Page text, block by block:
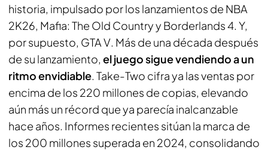
historia, impulsado por los lanzamientos de NBA
2K26, Mafia: The Old Countryy Borderlands 4. Y,
por supuesto, GTA V. Más de una década después
de su lanzamiento, el juego sigue vendiendo a un
ritmo envidiable. Take-Two cifra ya las ventas por
encima de los 220 millones de copias, elevando
aún más un récord que ya parecía inalcanzable
hace años. Informes recientes sitúan la marca de
los 200 millones superada en 2024, consolidando